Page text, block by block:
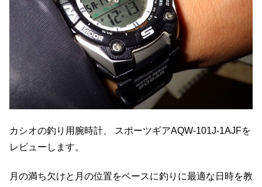
カシオの釣り用腕時計、 スポーツギアAQW-101J-1AJFを
レビューします。
月の満ち欠けと月の位置をベースに釣りに最適な日時を教